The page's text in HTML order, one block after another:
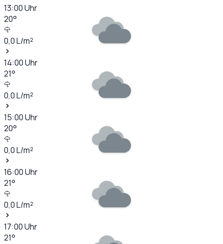
13:00Uhr
20°
0,0L/m²
14:00Uhr
21°
0,0L/m²
15:00Uhr
20°
0,0L/m²
16:00Uhr
21°
0,0L/m²
17:00Uhr
21°